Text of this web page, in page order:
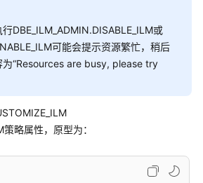
DBE_ILM_ADMIN.DISABLE_ILM或
可能会提示资源繁忙，稍后
为“Resources are busy, please try
略属性，原型为：